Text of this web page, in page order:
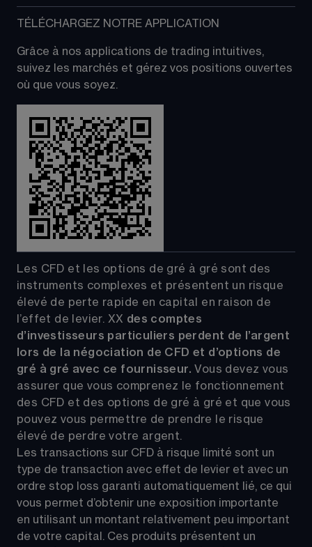
TÉLÉCHARGEZ NOTRE APPLICATION
Grâce à nos applications de trading intuitives,
suivez les marchés et gérez vos positions ouvertes
où que vous soyez.
Les CFD et les options de gré à gré sont des
instruments complexes et présentent un risque
élevé de perte rapide en capital en raison de
l’effet de levier. XX des comptes
d’investisseurs particuliers perdent de l’argent
lors de la négociation de CFD et d’options de
gré à gré avec ce fournisseur. Vous devez vous
assurer que vous comprenez le fonctionnement
des CFD et des options de gré à gré et que vous
pouvez vous permettre de prendre le risque
élevé de perdre votre argent.
Les transactions sur CFD à risque limité sont un
type de transaction avec effet de levier et avec un
ordre stop loss garanti automatiquement lié, ce qui
vous permet d’obtenir une exposition importante
en utilisant un montant relativement peu important
de votre capital. Ces produits présentent un